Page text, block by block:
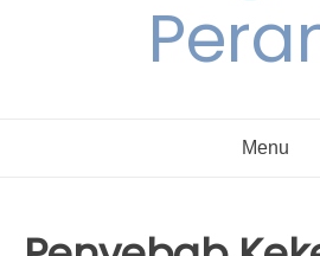
Menu